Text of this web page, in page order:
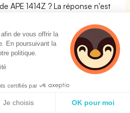
APE 1414Z ? La réponse n'est
de vêtements de dessous. La
une société similaire à la
son code d'activité. Si vous
cours de création ou que vous
et que vous désirez connaître si
bien le 1414Z, contactez
de vous offrir la
En poursuivant la
politique.
certifiés par
Je choisis OK pour moi